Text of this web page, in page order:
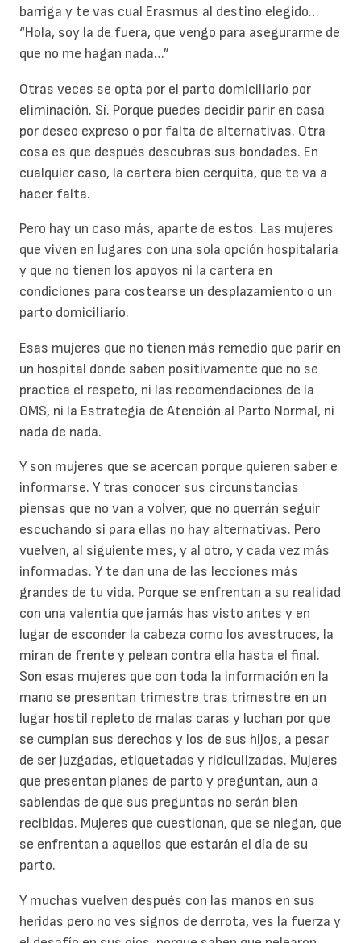
barriga y te vas cual Erasmus al destino elegido…
“Hola, soy la de fuera, que vengo para asegurarme de
que no me hagan nada…”
Otras veces se opta por el parto domiciliario por
eliminación. Sí. Porque puedes decidir parir en casa
por deseo expreso o por falta de alternativas. Otra
cosa es que después descubras sus bondades. En
cualquier caso, la cartera bien cerquita, que te va a
hacer falta.
Pero hay un caso más, aparte de estos. Las mujeres
que viven en lugares con una sola opción hospitalaria
y que no tienen los apoyos ni la cartera en
condiciones para costearse un desplazamiento o un
parto domiciliario.
Esas mujeres que no tienen más remedio que parir en
un hospital donde saben positivamente que no se
practica el respeto, ni las recomendaciones de la
OMS, ni la Estrategia de Atención al Parto Normal, ni
nada de nada.
Y son mujeres que se acercan porque quieren saber e
informarse. Y tras conocer sus circunstancias
piensas que no van a volver, que no querrán seguir
escuchando si para ellas no hay alternativas. Pero
vuelven, al siguiente mes, y al otro, y cada vez más
informadas. Y te dan una de las lecciones más
grandes de tu vida. Porque se enfrentan a su realidad
con una valentía que jamás has visto antes y en
lugar de esconder la cabeza como los avestruces, la
miran de frente y pelean contra ella hasta el final.
Son esas mujeres que con toda la información en la
mano se presentan trimestre tras trimestre en un
lugar hostil repleto de malas caras y luchan por que
se cumplan sus derechos y los de sus hijos, a pesar
de ser juzgadas, etiquetadas y ridiculizadas. Mujeres
que presentan planes de parto y preguntan, aun a
sabiendas de que sus preguntas no serán bien
recibidas. Mujeres que cuestionan, que se niegan, que
se enfrentan a aquellos que estarán el día de su
parto.
Y muchas vuelven después con las manos en sus
heridas pero no ves signos de derrota, ves la fuerza y